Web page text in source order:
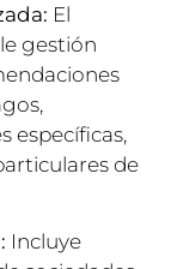
El
gestión
específicas,
de
Incluye